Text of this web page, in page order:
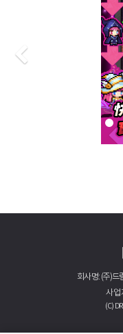
Previous
회사명: (주)
사업
(C)